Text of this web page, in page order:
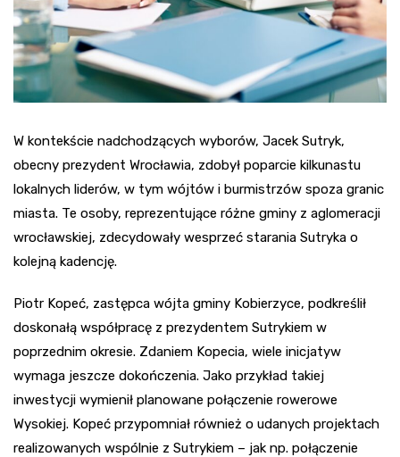
W kontekście nadchodzących wyborów, Jacek Sutryk,
obecny prezydent Wrocławia, zdobył poparcie kilkunastu
lokalnych liderów, w tym wójtów i burmistrzów spoza granic
miasta. Te osoby, reprezentujące różne gminy z aglomeracji
wrocławskiej, zdecydowały wesprzeć starania Sutryka o
kolejną kadencję.
Piotr Kopeć, zastępca wójta gminy Kobierzyce, podkreślił
doskonałą współpracę z prezydentem Sutrykiem w
poprzednim okresie. Zdaniem Kopecia, wiele inicjatyw
wymaga jeszcze dokończenia. Jako przykład takiej
inwestycji wymienił planowane połączenie rowerowe
Wysokiej. Kopeć przypomniał również o udanych projektach
realizowanych wspólnie z Sutrykiem – jak np. połączenie